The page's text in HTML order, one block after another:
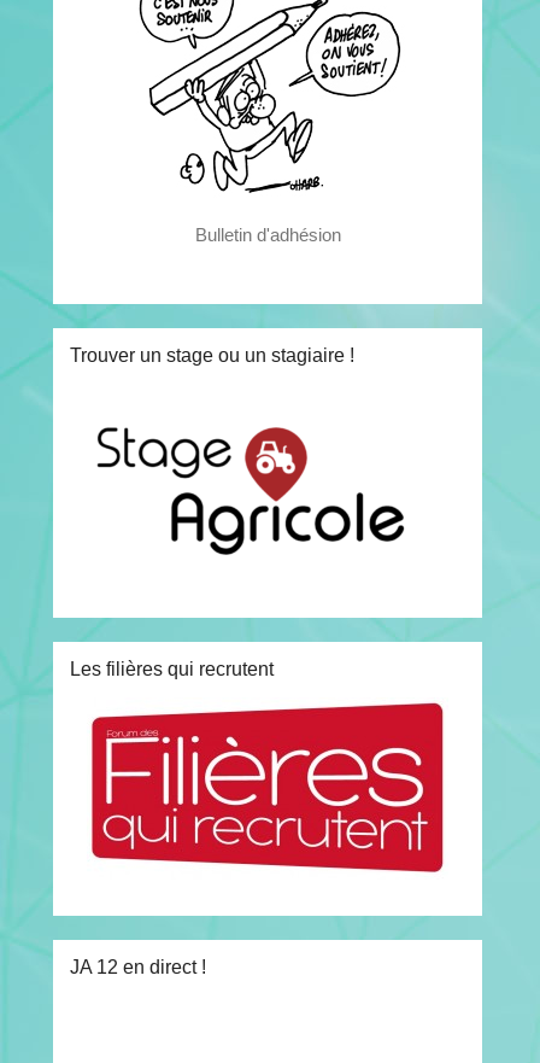
Bulletin d'adhésion
Trouver un stage ou un stagiaire !
Les filières qui recrutent
JA 12 en direct !